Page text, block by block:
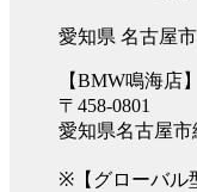
愛知県 名古屋市
【BMW鳴海店】
〒458-0801
愛知県名古屋市
※【グローバル